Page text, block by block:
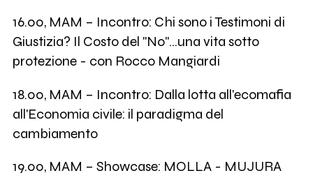
16.00, MAM – Incontro: Chi sono i Testimoni di
Giustizia? Il Costo del "No"…una vita sotto
protezione - con Rocco Mangiardi
18.00, MAM – Incontro: Dalla lotta all'ecomafia
all'Economia civile: il paradigma del
cambiamento
19.00, MAM – Showcase: MOLLA - MUJURA